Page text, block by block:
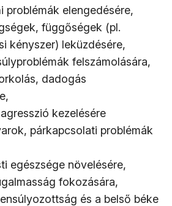
problémák elengedésére,
függőségek (pl.
kényszer) leküzdésére,
felszámolására,
dadogás
kezelésére
párkapcsolati problémák
egészsége növelésére,
fokozására,
és a belső béke